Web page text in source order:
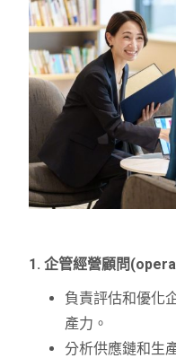
1. 企管經營顧問
負責評估和優化
產力。
分析供應鏈和生